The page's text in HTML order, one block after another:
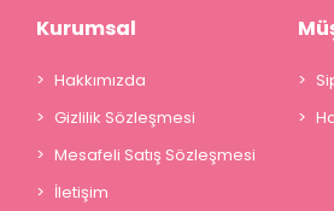
Kurumsal
Hakkımızda
Gizlilik Sözleşmesi
Mesafeli Satış Sözleşmesi
İletişim